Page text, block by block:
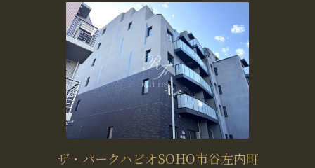
ザ・パークハビオSOHO市谷左内町